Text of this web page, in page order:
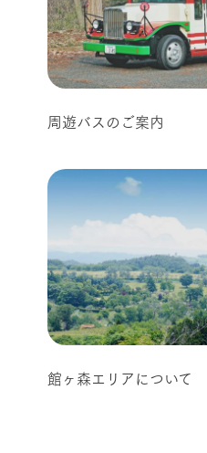
周遊バスのご案内
館ヶ森エリアについて